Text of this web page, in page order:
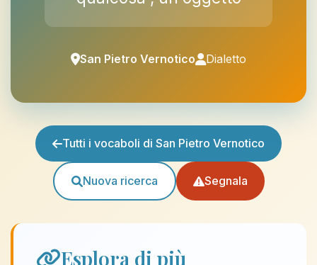
San Pietro Vernotico Dialetto
Tutti i vocaboli di San Pietro Vernotico
Nuova ricerca Segnala
Esplora di più